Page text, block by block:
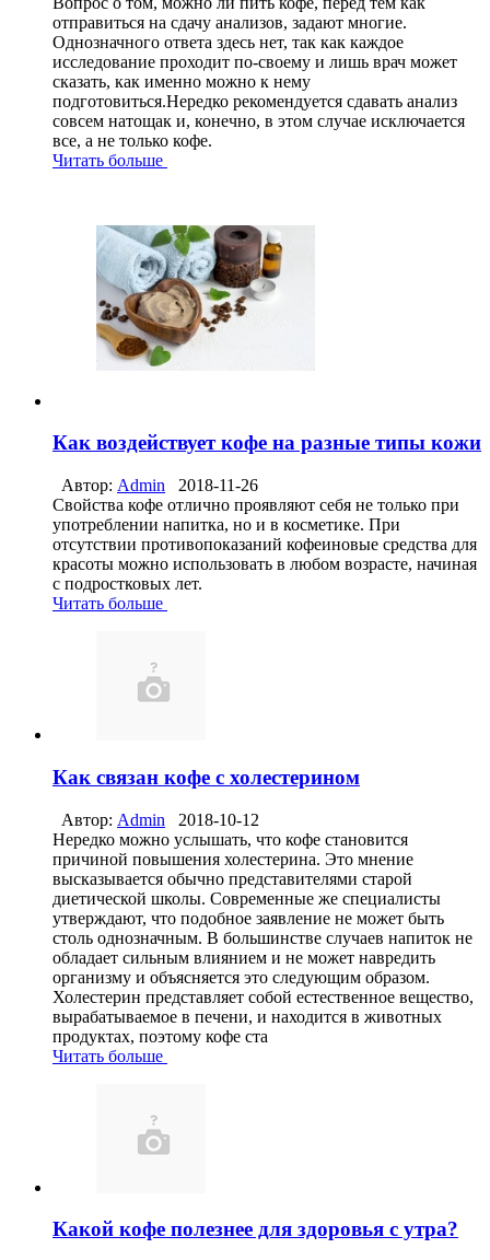
отправиться на сдачу анализов, задают многие.
Однозначного ответа здесь нет, так как каждое
исследование проходит по-своему и лишь врач может
сказать, как именно можно к нему
подготовиться.Нередко рекомендуется сдавать анализ
совсем натощак и, конечно, в этом случае исключается
все, а не только кофе.
Читать больше
Как воздействует кофе на разные типы кожи
Автор: Admin
2018-11-26
Свойства кофе отлично проявляют себя не только при
употреблении напитка, но и в косметике. При
отсутствии противопоказаний кофеиновые средства для
красоты можно использовать в любом возрасте, начиная
с подростковых лет.
Читать больше
Как связан кофе с холестерином
Автор: Admin
2018-10-12
Нередко можно услышать, что кофе становится
причиной повышения холестерина. Это мнение
высказывается обычно представителями старой
диетической школы. Современные же специалисты
утверждают, что подобное заявление не может быть
столь однозначным. В большинстве случаев напиток не
обладает сильным влиянием и не может навредить
организму и объясняется это следующим образом.
Холестерин представляет собой естественное вещество,
вырабатываемое в печени, и находится в животных
продуктах, поэтому кофе ста
Читать больше
Какой кофе полезнее для здоровья с утра?